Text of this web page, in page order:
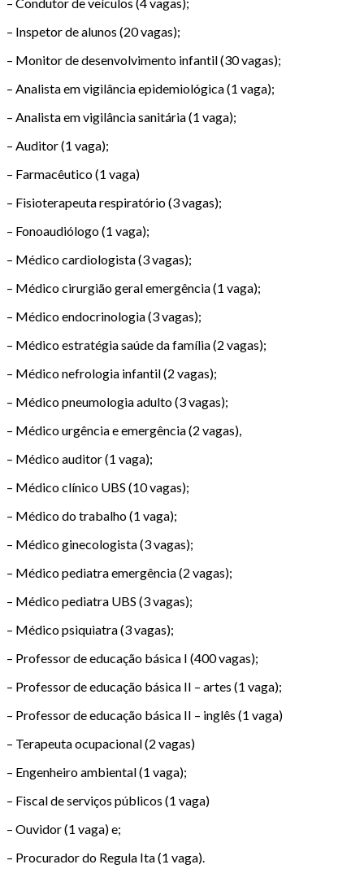
– Inspetor de alunos (20 vagas);
– Monitor de desenvolvimento infantil (30 vagas);
– Analista em vigilância epidemiológica (1 vaga);
– Analista em vigilância sanitária (1 vaga);
– Auditor (1 vaga);
– Farmacêutico (1 vaga)
– Fisioterapeuta respiratório (3 vagas);
– Fonoaudiólogo (1 vaga);
– Médico cardiologista (3 vagas);
– Médico cirurgião geral emergência (1 vaga);
– Médico endocrinologia (3 vagas);
– Médico estratégia saúde da família (2 vagas);
– Médico nefrologia infantil (2 vagas);
– Médico pneumologia adulto (3 vagas);
– Médico urgência e emergência (2 vagas),
– Médico auditor (1 vaga);
– Médico clínico UBS (10 vagas);
– Médico do trabalho (1 vaga);
– Médico ginecologista (3 vagas);
– Médico pediatra emergência (2 vagas);
– Médico pediatra UBS (3 vagas);
– Médico psiquiatra (3 vagas);
– Professor de educação básica I (400 vagas);
– Professor de educação básica II – artes (1 vaga);
– Professor de educação básica II – inglês (1 vaga)
– Terapeuta ocupacional (2 vagas)
– Engenheiro ambiental (1 vaga);
– Fiscal de serviços públicos (1 vaga)
– Ouvidor (1 vaga) e;
– Procurador do Regula Ita (1 vaga).